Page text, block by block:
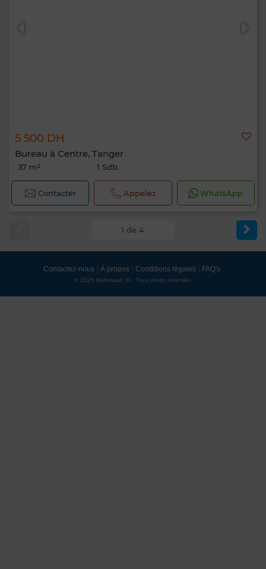
5 500 DH
Bureau à Centre, Tanger
37 m² 1 Sdb.
Contacter Appelez WhatsApp
1 de 4
Contactez-nous À propos Conditions légales FAQ's
© 2026 Mubawab SL. Tous droits réservés.